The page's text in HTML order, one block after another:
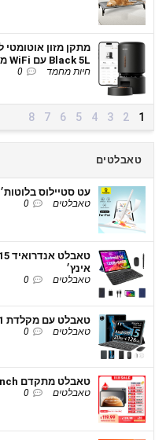
Black 5L עם WiFi מהיר ושימור טריות
חיות מחמד 0
1
2
3
4
5
6
7
8
טאבלטים
עט סטיילוס בלוטות׳ Baseus 3rd Gen לאייפד
טאבלטים 0
אינץ׳
טאבלטים 0
טאבלט עם מקלדת HUIHUANG 11 אינץ' Android 15
טאבלטים 0
טאבלט מתקדם Teclast T65 13.4 inch
טאבלטים 0